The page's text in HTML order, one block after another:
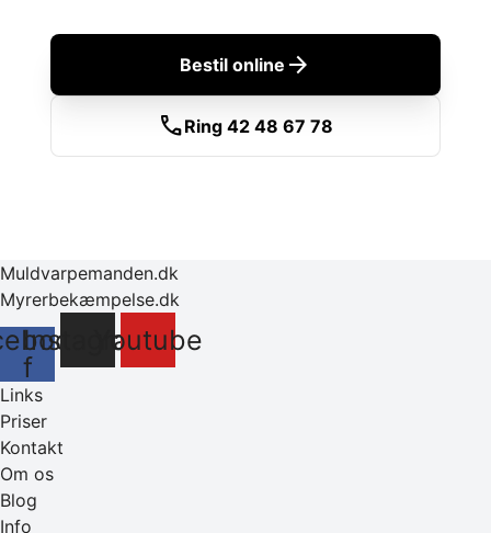
Bestil online arrow_forward
callRing 42 48 67 78
Muldvarpemanden.dk
Myrerbekæmpelse.dk
f
InstagramYoutube
Links
Priser
Kontakt
Om os
Blog
Info